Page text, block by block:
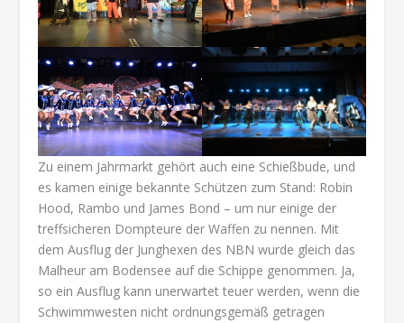
Zu einem Jahrmarkt gehört auch eine Schießbude, und
es kamen einige bekannte Schützen zum Stand: Robin
Hood, Rambo und James Bond – um nur einige der
treffsicheren Dompteure der Waffen zu nennen. Mit
dem Ausflug der Junghexen des NBN wurde gleich das
Malheur am Bodensee auf die Schippe genommen. Ja,
so ein Ausflug kann unerwartet teuer werden, wenn die
Schwimmwesten nicht ordnungsgemäß getragen